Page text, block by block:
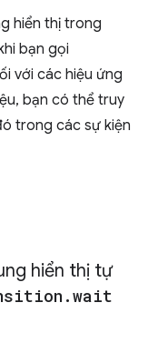
hiển thị trong
bạn gọi
với các hiệu ứng
bạn có thể truy
trong các sự kiện
hiển thị tự
.wait